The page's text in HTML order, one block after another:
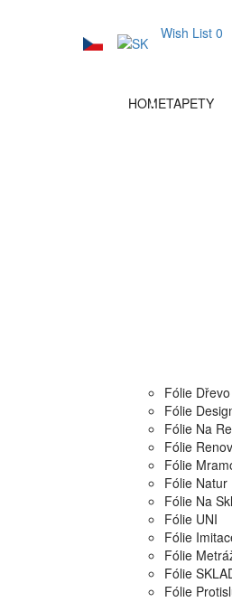
Wish List 0
HOMETAPETY
Fólie Dřevo
Fólie
Fólie Na
Fólie
Fólie
Fólie
Fólie Na
Fólie UNI
Fólie
Fólie
Fólie
Fólie